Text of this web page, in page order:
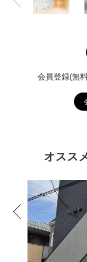
会員登録(無
オスス